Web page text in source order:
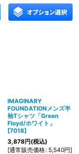
IMAGINARY
FOUNDATIONメンズ半
袖Tシャツ「Green
Floyd/ホワイト」
[7018]
3,878円(税込)
[通常販売価格: 5,540円]